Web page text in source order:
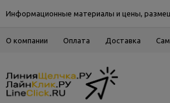
Информационные материалы и цены,
О компании Оплата Доставка